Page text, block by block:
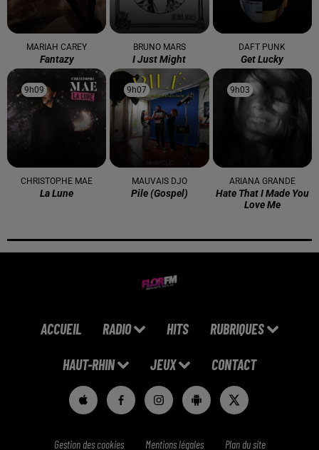
MARIAH CAREY
Fantazy
BRUNO MARS
I Just Might
DAFT PUNK
Get Lucky
9h09
9h09
CHRISTOPHE MAE
La Lune
9h07
9h07
MAUVAIS DJO
Pile (gospel)
9h03
9h03
ARIANA GRANDE
Hate That I Made You
Love Me
ACCUEIL RADIO HITS RUBRIQUES
HAUT-RHIN JEUX CONTACT
Gestion des cookies Mentions légales Plan du site